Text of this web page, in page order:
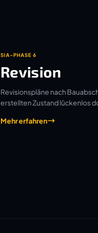
SIA-PHASE 6
Revision
Revisionspläne nach
erstellten Zustand lückenlos
Mehr erfahren